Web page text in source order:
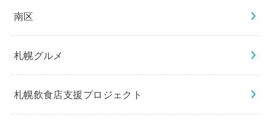
南区
札幌グルメ
札幌飲食店支援プロジェクト